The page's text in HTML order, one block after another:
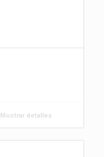
Mostrar detalles